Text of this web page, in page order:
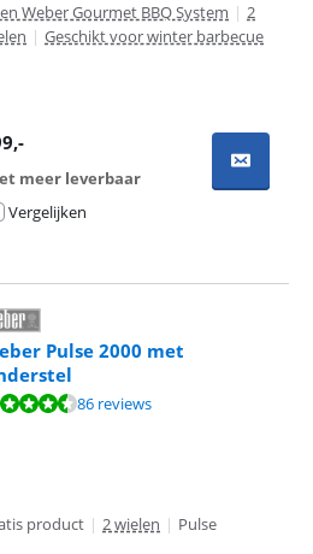
Weber Gourmet BBQ System | 2
| Geschikt voor winter barbecue
,-
meer leverbaar
Vergelijken
Pulse 2000 met
op 86 reviews.
86 reviews
product | 2 wielen | Pulse